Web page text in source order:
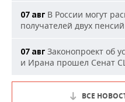
07 авг В России могут
получателей двух пенсий
07 авг Законопроект об
и Ирана прошел Сенат
ВСЕ